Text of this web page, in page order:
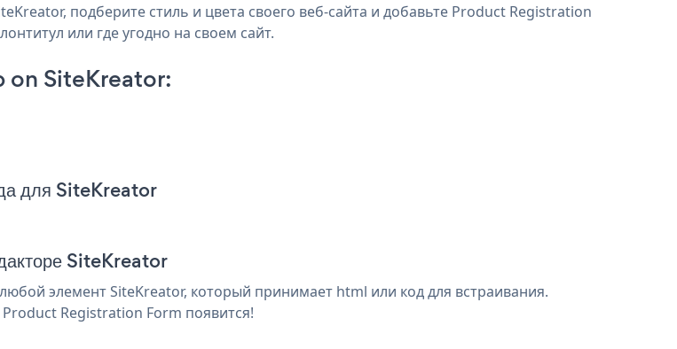
подберите стиль и цвета своего веб-сайта и добавьте Product Registration
или где угодно на своем сайт.
on SiteKreator:
для SiteKreator
SiteKreator
элемент SiteKreator, который принимает html или код для встраивания.
Registration Form появится!